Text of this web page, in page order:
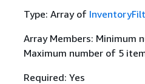
Type: Array of
Array Members: Minimum
Maximum number of 5
Required: Yes